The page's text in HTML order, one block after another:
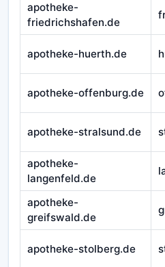
apotheke-
friedrichshafen.de
apotheke-huerth.de
apotheke-offenburg.de
apotheke-stralsund.de
apotheke-
langenfeld.de
apotheke-
greifswald.de
apotheke-stolberg.de